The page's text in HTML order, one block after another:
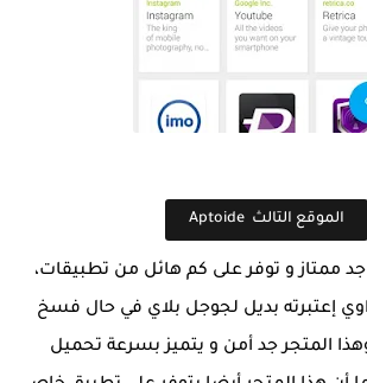
الموقع التالث Aptoide
ممتاز و توفر على كم هائل من تطبيقات،
إعتبرته بديل لجوجل بلاي في حال فسخ
المتجر جد أمن و يتميز بسرعة تحميل